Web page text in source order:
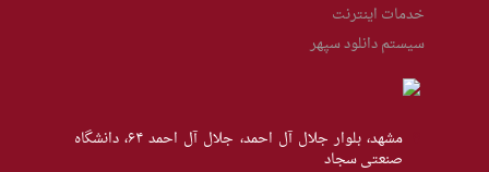
خدمات اینترنت
سیستم دانلود سپهر
مشهد، بلوار جلال آل احمد، جلال آل احمد ۶۴، دانشگاه
صنعتی سجاد